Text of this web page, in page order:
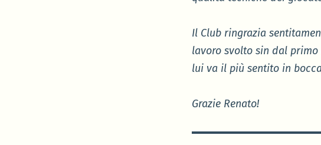
Il Club ringrazia
lavoro svolto sin dal
lui va il più sentito in
Grazie Renato!